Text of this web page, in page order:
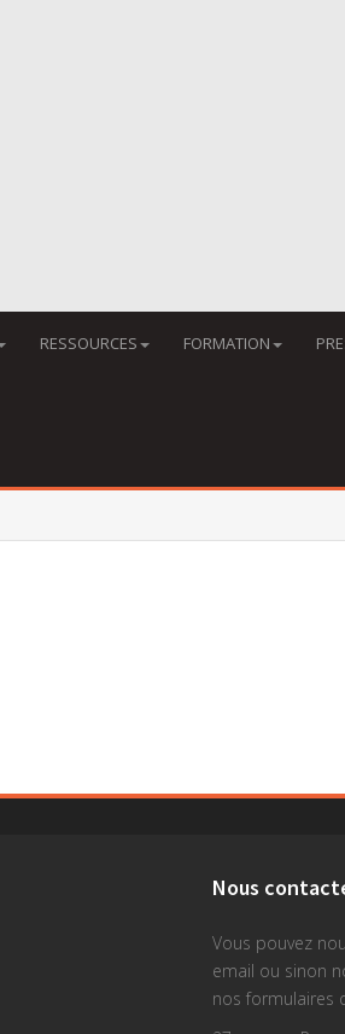
RESSOURCES FORMATION
Nous
Vous pouvez
email ou sinon
nos formulaires